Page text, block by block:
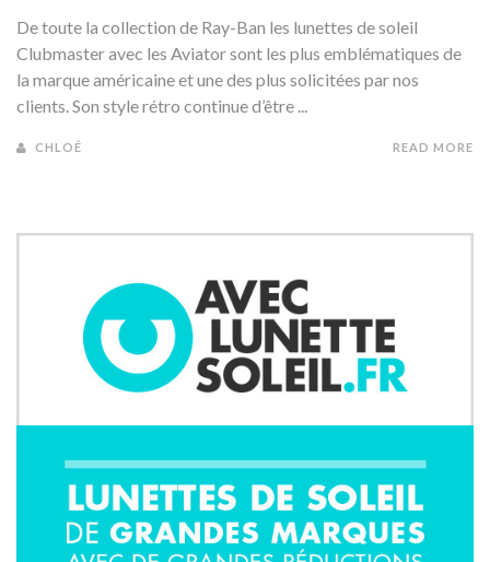
De toute la collection de Ray-Ban les lunettes de soleil
Clubmaster avec les Aviator sont les plus emblématiques de
la marque américaine et une des plus solicitées par nos
clients. Son style rétro continue d’être ...
CHLOÉ READ MORE